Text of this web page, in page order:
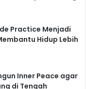
untuk
di Segala